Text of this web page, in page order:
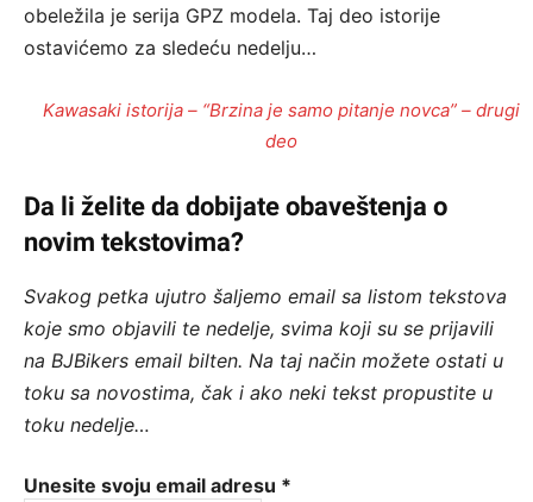
obeležila je serija GPZ modela. Taj deo istorije
ostavićemo za sledeću nedelju…
Kawasaki istorija – “Brzina je samo pitanje novca” – drugi
deo
Da li želite da dobijate obaveštenja o
novim tekstovima?
Svakog petka ujutro šaljemo email sa listom tekstova
koje smo objavili te nedelje, svima koji su se prijavili
na BJBikers email bilten. Na taj način možete ostati u
toku sa novostima, čak i ako neki tekst propustite u
toku nedelje…
Unesite svoju email adresu *